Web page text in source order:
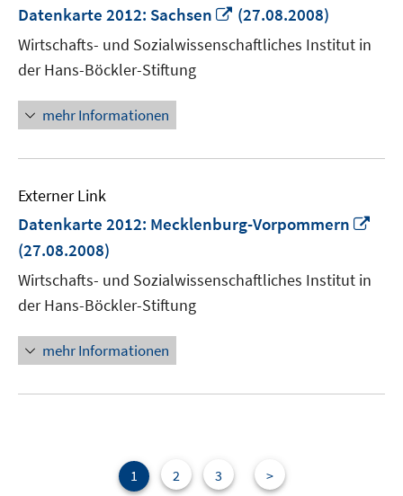
Datenkarte 2012: Sachsen
In
neuem
Fenster
(27.08.2008)
Wirtschafts- und Sozialwissenschaftliches Institut in
der Hans-Böckler-Stiftung
mehr Informationen
Externer Link
Datenkarte 2012: Mecklenburg-Vorpommern
(27.08.2008)
Wirtschafts- und Sozialwissenschaftliches Institut in
der Hans-Böckler-Stiftung
mehr Informationen
1 2 3 >